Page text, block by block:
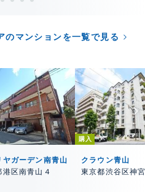
のマンションを一覧で見る
ヤガーデン南青山
港区南青山４
購入
クラウン青山
東京都渋谷区神